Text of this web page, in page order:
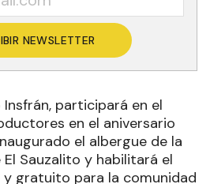
NEWSLETTER
participará en el
en el aniversario
el albergue de la
El Sauzalito y habilitará el
gratuito para la comunidad